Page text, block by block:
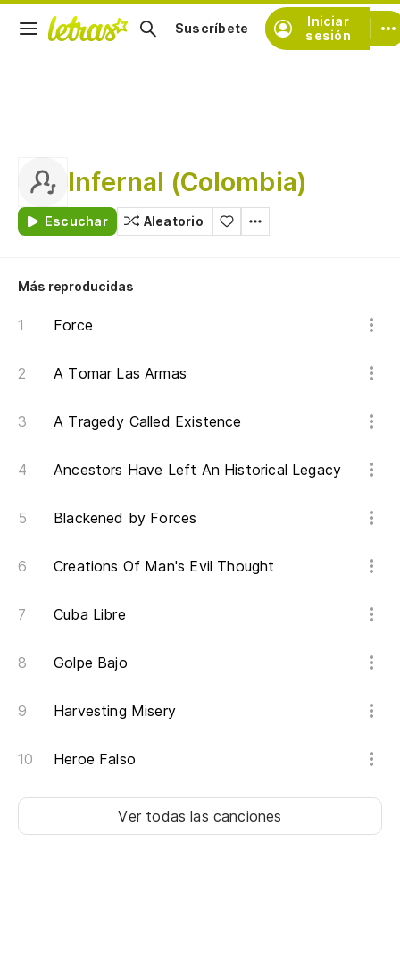
Iniciar
sesión
Suscríbete
Infernal (Colombia)
Escuchar Aleatorio
Más reproducidas
Force
A Tomar Las Armas
A Tragedy Called Existence
Ancestors Have Left An Historical Legacy
Blackened by Forces
Creations Of Man's Evil Thought
Cuba Libre
Golpe Bajo
Harvesting Misery
Heroe Falso
Ver todas las canciones